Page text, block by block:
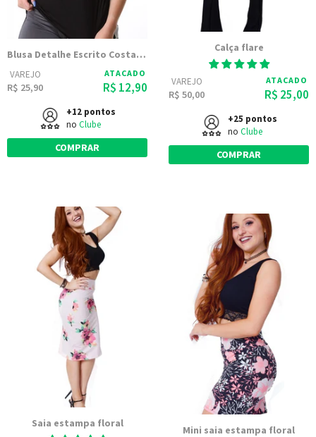
Blusa Detalhe Escrito Costas Linda 9880
VAREJO
R$ 25,90
ATACADO
R$ 12,90
+12 pontos
no Clube
COMPRAR
Calça flare
VAREJO
R$ 50,00
ATACADO
R$ 25,00
+25 pontos
no Clube
COMPRAR
Saia estampa floral
Mini saia estampa floral